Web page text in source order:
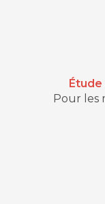
Pour les